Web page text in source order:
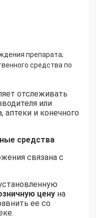
препарата;
средства по
отслеживать
или
и конечного
средства
связана с
цену на
ее со